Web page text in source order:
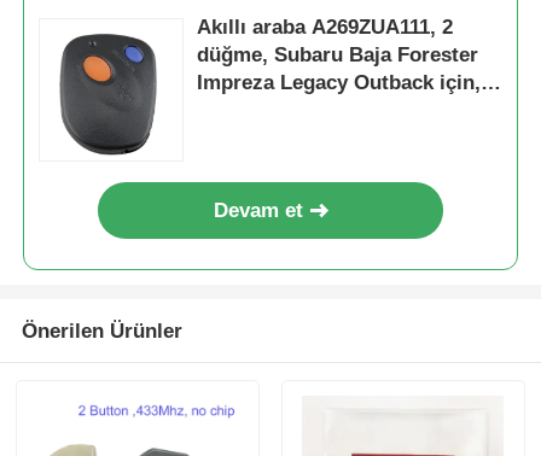
Akıllı araba A269ZUA111, 2
düğme, Subaru Baja Forester
Impreza Legacy Outback için,
Devam et
Önerilen Ürünler